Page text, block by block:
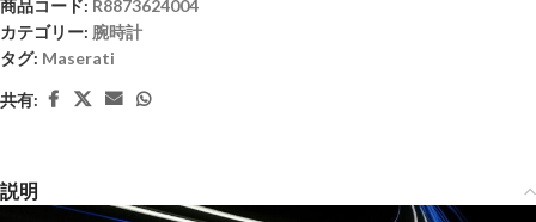
商品コード: R8873624004
カテゴリー: 腕時計
タグ: Maserati
共有:
説明